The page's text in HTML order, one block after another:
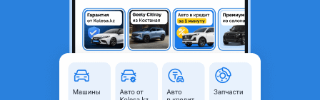
Боковое зеркало Lexus RX 2015-2019
Объявление находится в архиве и может быть